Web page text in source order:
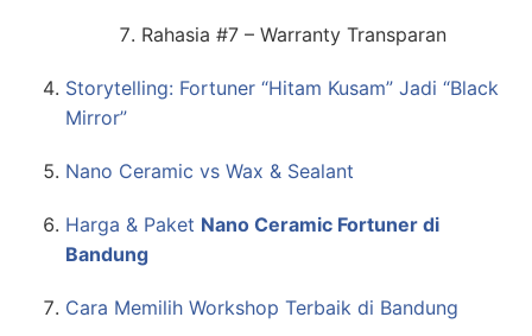
Rahasia #7 – Warranty Transparan
Storytelling: Fortuner “Hitam Kusam” Jadi “Black
Mirror”
Nano Ceramic vs Wax & Sealant
Harga & Paket Nano Ceramic Fortuner di
Bandung
Cara Memilih Workshop Terbaik di Bandung